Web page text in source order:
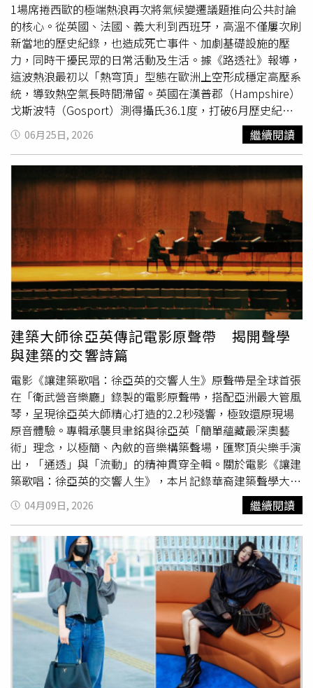
1場席捲西歐的極端熱浪再次將氣候變遷議題推向公共討論
的核心。從英國、法國、義大利到西班牙，高溫不僅屢次刷
新當地的歷史紀錄，也造成死亡事件、加劇基礎設施的壓
力，同時干擾民眾的日常活動及生活。據《路透社》報導，
這波熱浪最初以「熱穹頂」型態在歐洲上空形成穩定高壓系
統，導致熱空氣長時間滯留。英國在漢普郡（Hampshire）
戈斯波特（Gosport）測得攝氏36.1度，打破6月歷史紀
錄，並超越1957年攝氏35.6度的紀錄。值得擔憂的是，這
項數據出現在英國氣象局（Met Office）僅第2次發布極端
高溫警報之後。在歐洲大陸，情況更加嚴峻。巴黎氣溫攀升
至攝氏40.9度，而法國數日前才剛經歷近80年來最熱的1
天，西南部城鎮皮索斯（Pissos）更出現攝氏44.3度的極端
值。法國氣象局（Météo-France）指出，這樣的條件與
2003年造成約8萬人死亡的熱浪具有相似性，並警告高溫可
能延續並擴大影響範圍。義大利衛生部也對佛羅倫斯
（Florence）、米蘭（Milan）、羅馬（Rome）、都靈
（Turin）與維羅納（Verona）等16座城市發布最高等級熱
浪警報，並預測熱勢將在27日至28日達到峰值。西班牙則
通報2起疑似熱衰竭死亡案例，均為高齡者，在連日超過攝
氏40度的環境中不幸身亡。死亡風險並不僅限於極端高溫。
法國當局指出，自熱浪開始以來，已有至少48人因溺水身
亡，另有2名幼童因車內高溫死亡。在英國，數百所學校關
閉或縮短課程，倫敦（London）多條地鐵與通勤鐵路出現
延誤或減速運行，部分威爾斯（Wales）列車甚至取消。倫
敦氣候行動週（London Climate Action Week）亦因高溫取
消戶外活動，凸顯極端氣候下民眾的生活已被嚴重干擾。法
國與義大利的文化與觀光產業同樣遭到影響。巴黎的艾菲爾
鐵塔（Eiffel Tower）與 羅浮宮（Louvre）提前關閉，義大
利佛羅倫斯的烏菲茲美術館（Uffizi Galleries）因空調故障
暫停售票與營運。即使正在舉行的巴黎時裝週（Fashion
Week）也被迫調整節奏，部分品牌如迪奧（Dior）與Rick
Owens將秀場改至上午，以避開最嚴酷的高溫時段。這場熱
浪同時衝擊基礎設施與能源系統。法國的核能發電廠因冷卻
水源受限，被迫削減約7%發電量，以避免過熱風險。農業
部門也遭受重創，布列塔尼（Brittany）與羅亞爾河地區
（Pays de la Loire）通報大量家禽死亡，數量達數十萬隻。
氣象專家將此次事件歸因於所謂「歐米茄阻塞高壓」
（Omega block）大氣型態。根據路透氣候監測，該系統形
似希臘字母Ω，使高壓熱空氣長時間滯留在特定區域，並使
局部氣溫較常態高出最多攝氏18度。世界氣象組織
（WMO）亦指出，歐洲升溫速度已達全球平均值的2倍以
06月25日, 2026 繼續閱讀
建築大師徐亞英傳記電影原聲帶 揭開聲學
與建築的交響詩篇
電影《讓建築歌唱：徐亞英的交響人生》原聲帶是全球首張
在「衛武營音樂廳」錄製的電影原聲帶，搭配亞洲最大管風
琴，呈現徐亞英大師精心打造的2.2秒殘響，極致還原現場
原音體驗。專輯承襲貝聿銘與徐亞英「簡單蘊藏最深奧藝
術」理念，以極簡、內斂的音樂構築聲場，匯聚頂尖樂手演
出，「通透」與「流動」的精神貫穿全輯。關於電影《讓建
築歌唱：徐亞英的交響人生》，本片記錄華裔建築聲學大師
「徐亞英」，一甲子的聲音追尋。他長年與貝聿銘、法蘭克
·蓋瑞等多位普立茲克獎得主建築大師合作，參與近百座文
化場館設計，代表作包括羅浮宮金字塔、盧森堡愛樂音樂
廳、高雄衛武營國家藝術文化中心（晚年最滿意之作）。透
過走訪經典建築與工地現場，揭示聲學如何融合物理、音樂
與建築，讓空間成為承載情感的容器，呈現他對聲音美學與
空間和諧的極致追求。電影《讓建築歌唱：徐亞英的交響人
生》專輯版本由林弘韜重新混音。（圖／環球音樂提供）在
徐亞英大師生前極其重要的作品之一，衛武營音樂廳錄製的
紀錄片《讓建築歌唱：徐亞英的交響人生》原創音樂，錄音
條件近乎奢華，亦是一場直擊內心的聲音體驗：近兩千個座
位的音樂廳中，錄製從掌心大小的丁夏鈴到亞洲最大管風琴
04月09日, 2026 繼續閱讀